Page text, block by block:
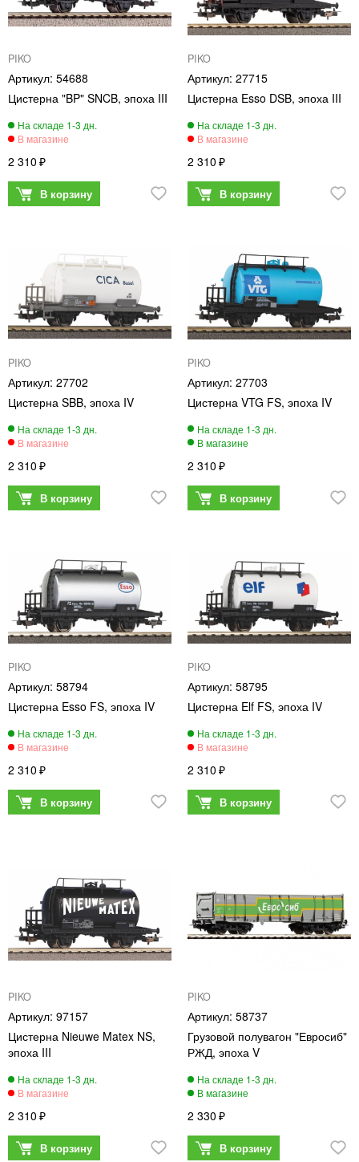
PIKO
54688
Цистерна "BP" SNCB, эпоха III
2 310
PIKO
27715
Цистерна Esso DSB, эпоха III
2 310
PIKO
27702
Цистерна SBB, эпоха IV
2 310
PIKO
27703
Цистерна VTG FS, эпоха IV
2 310
PIKO
58794
Цистерна Esso FS, эпоха IV
2 310
PIKO
58795
Цистерна Elf FS, эпоха IV
2 310
PIKO
97157
Цистерна Nieuwe Matex NS,
эпоха III
2 310
PIKO
58737
Грузовой полувагон "Евросиб"
РЖД, эпоха V
2 330